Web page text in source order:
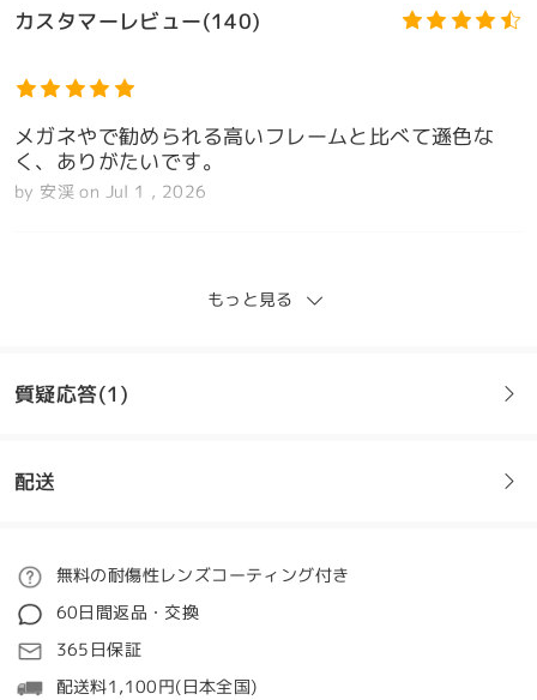
カスタマーレビュー(140)
メガネやで勧められる高いフレームと比べて遜色な
く、ありがたいです。
by 安渓 on Jul 1 , 2026
相談し追加料金を払う措置をとってもらいました。と
ても親切にきちんとした対応をしてもらいました。正
も家族にもこのことは伝えました。インフルエンサー
せて買っている人にとっては、悩むところなのでわか
りやすく選択しやすいようにしてもらえたら更に使い
やすいと思います。また購入します。
by 鈴木さやか on
もっと見る
質疑応答(1)
by 柚里南 下園 オン Jan 18 , 2025
Firmoo'sreply
こんにちは。ユリ
配送
ご注文
処理時間
5-7営業日
詳細
無料の耐傷性レンズコーティング付き
60日間返品・交換
365日保証
配送料1,100円(日本全国)